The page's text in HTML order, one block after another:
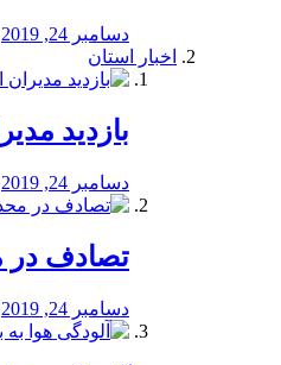
دسامبر 24, 2019
اخبار استان
بازدید
دسامبر 24, 2019
تصادف در
دسامبر 24, 2019